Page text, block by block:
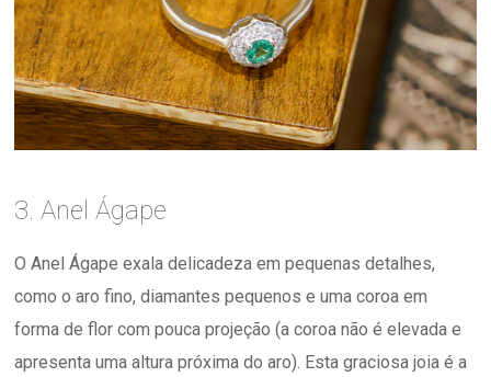
3. Anel Ágape
O Anel Ágape exala delicadeza em pequenas detalhes,
como o aro fino, diamantes pequenos e uma coroa em
forma de flor com pouca projeção (a coroa não é elevada e
apresenta uma altura próxima do aro). Esta graciosa joia é a